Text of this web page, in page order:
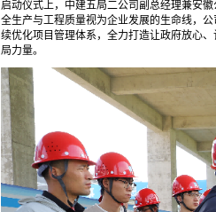
启动仪式上，中建五局二公司副总经理兼安
全生产与工程质量视为企业发展的生命线，
续优化项目管理体系，全力打造让政府放心
局力量。